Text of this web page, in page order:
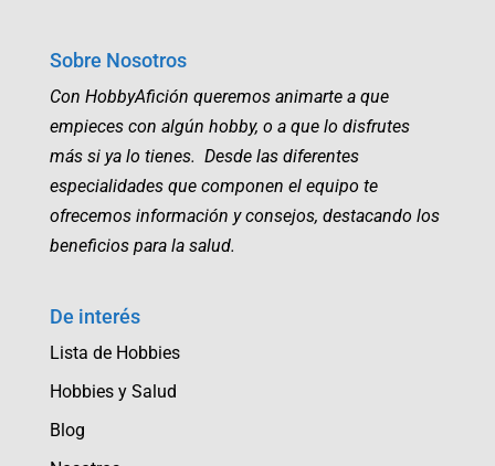
Sobre Nosotros
Con HobbyAfición queremos animarte a que
empieces con algún hobby, o a que lo disfrutes
más si ya lo tienes. Desde las diferentes
especialidades que componen el equipo te
ofrecemos información y consejos, destacando los
beneficios para la salud.
De interés
Lista de Hobbies
Hobbies y Salud
Blog